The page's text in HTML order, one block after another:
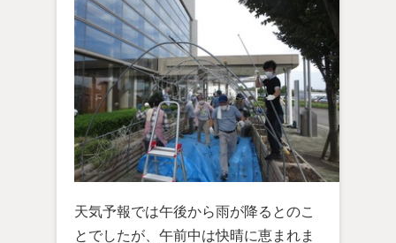
天気予報では午後から雨が降るとのこ
とでしたが、午前中は快晴に恵まれま